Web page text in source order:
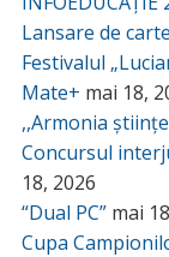
Lansare de carte
Festivalul
Mate+ mai 18,
,,Armonia
Concursul
18, 2026
“Dual PC” mai
Cupa